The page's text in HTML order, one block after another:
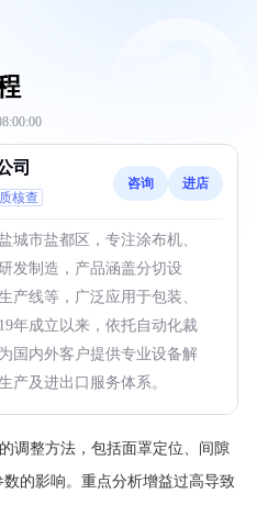
司
核查
咨询 进店
城市盐都区，专注涂布机、
发制造，产品涵盖分切设
产线等，广泛应用于包装、
年成立以来，依托自动化裁
国内外客户提供专业设备解
产及进出口服务体系。
调整方法，包括面罩定位、间隙
的影响。重点分析增益过高导致